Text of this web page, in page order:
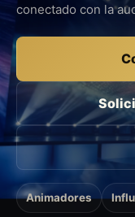
conectado con la
Animadores